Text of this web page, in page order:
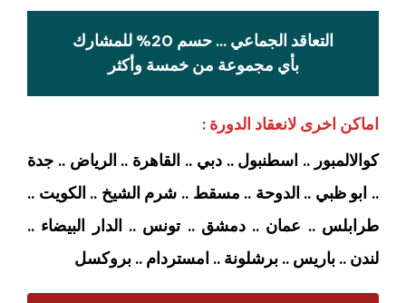
التعاقد الجماعي … حسم 20% للمشارك
بأي مجموعة من خمسة وأكثر
اماكن اخرى لانعقاد الدورة :
كوالالمبور .. اسطنبول .. دبي .. القاهرة .. الرياض .. جدة
.. ابو ظبي .. الدوحة .. مسقط .. شرم الشيخ .. الكويت ..
طرابلس .. عمان .. دمشق .. تونس .. الدار البيضاء ..
لندن .. باريس .. برشلونة .. امستردام .. بروكسل